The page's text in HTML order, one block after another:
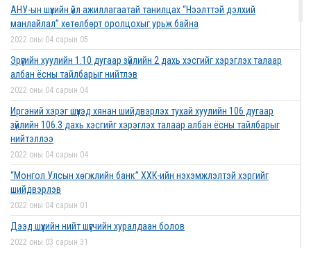
АНУ-ын шүүхийн үйл ажиллагаатай танилцах “Нээлттэй дэлхий
манлайлал” хөтөлбөрт оролцохыг урьж байна
2022 оны 04 сарын 05
Эрүүгийн хуулийн 1.10 дугаар зүйлийн 2 дахь хэсгийг хэрэглэх талаар
албан ёсны тайлбарыг нийтлэв
2022 оны 04 сарын 04
Иргэний хэрэг шүүхэд хянан шийдвэрлэх тухай хуулийн 106 дугаар
зүйлийн 106.3 дахь хэсгийг хэрэглэх талаар албан ёсны тайлбарыг
нийтэллээ
2022 оны 04 сарын 04
“Монгол Улсын хөгжлийн банк” ХХК-ийн нэхэмжлэлтэй хэргийг
шийдвэрлэв
2022 оны 04 сарын 01
Дээд шүүхийн нийт шүүгчийн хуралдаан болов
2022 оны 03 сарын 31